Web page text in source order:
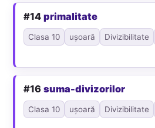
#14primalitate
Clasa 10 ușoară Divizibilitate
#16suma-divizorilor
Clasa 10 ușoară Divizibilitate